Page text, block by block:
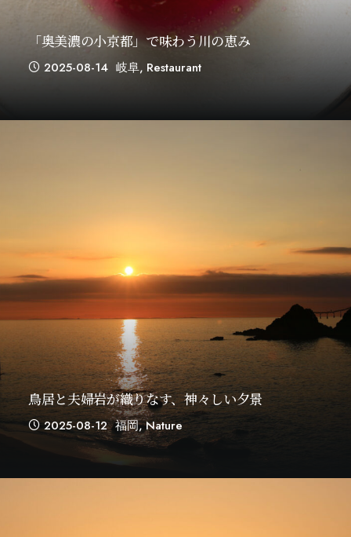
「奥美濃の小京都」で味わう川の恵み
2025-08-14 岐阜, Restaurant
鳥居と夫婦岩が織りなす、神々しい夕景
2025-08-12 福岡,Nature